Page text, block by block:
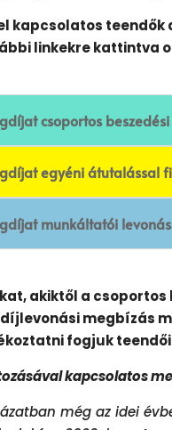
kapcsolatos
linkekre kattintva
csoportos
egyéni átutalással
munkáltatói
akiktől a csoportos
megbízás
fogjuk
kapcsolatos
még az idei